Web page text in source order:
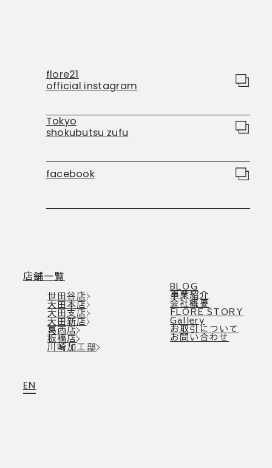
flore21
official instagram
Tokyo
shokubutsu zufu
facebook
店舗一覧
世田谷店
大田本店
大田支店
大田新店
葛西店
板橋店
川崎加工部
BLOG
事業紹介
会社概要
FLORE STORY
Gallery
お取引について
お問い合わせ
EN